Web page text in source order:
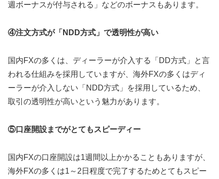
週ボーナスが付与される」などのボーナスもあります。
④注文方式が「NDD方式」で透明性が高い
国内FXの多くは、ディーラーが介入する「DD方式」と言
われる仕組みを採用していますが、海外FXの多くはディ
ーラーが介入しない「NDD方式」を採用しているため、
取引の透明性が高いという魅力があります。
⑤口座開設までがとてもスピーディー
国内FXの口座開設は1週間以上かかることもありますが、
海外FXの多くは1～2日程度で完了するためとてもスピー